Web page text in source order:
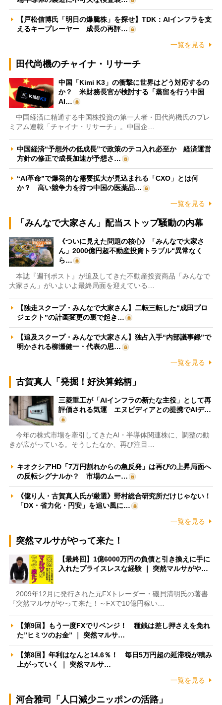
【戸松信博氏「明日の爆騰株」を探せ】TDK：AIインフラを支
えるキープレーヤー 成長の再評…
一覧を見る
田代尚機のチャイナ・リサーチ
中国「Kimi K3」の衝撃に世界はどう対応するの
か？ 米財務長官が検討する「蒸留を行う中国
AI…
中国経済に精通する中国株投資の第一人者・田代尚機氏のプレ
ミアム連載「チャイナ・リサーチ」。中国企…
中国経済“予想外の低成長”で政策のテコ入れ必至か 経済運営
方針の修正で成長加速が予想さ…
“AI革命”で爆発的な需要拡大が見込まれる「CXO」とは何
か？ 高い競争力を持つ中国の医薬品…
一覧を見る
「みんなで大家さん」配当ストップ騒動の内幕
《ついに見えた問題の核心》「みんなで大家さ
ん」2000億円超不動産投資トラブル“異常なく
ら…
本誌『週刊ポスト』が追及してきた不動産投資商品「みんなで
大家さん」がいよいよ最終局面を迎えている…
【独走スクープ・みんなで大家さん】二転三転した“成田プロ
ジェクト”の計画変更の裏で起き…
【追及スクープ・みんなで大家さん】独占入手“内部議事録”で
明かされる柳瀬健一・代表の思…
一覧を見る
古賀真人「発掘！好決算銘柄」
三菱重工が「AIインフラの新たな主役」として再
評価される気運 エヌビディアとの提携でAIデ…
今年の株式市場を牽引してきたAI・半導体関連株に、調整の動
きが広がっている。そうしたなか、再び注目…
キオクシアHD「7万円割れからの急反発」は再びの上昇局面へ
の反転シグナルか？ 市場のムー…
《億り人・古賀真人氏が厳選》野村総合研究所だけじゃない！
「DX・省力化・円安」を追い風に…
一覧を見る
突然マルサがやって来た！
【最終回】1億6000万円の負債と引き換えに手に
入れたプライスレスな経験 ｜ 突然マルサがや…
2009年12月に発行された元FXトレーダー・磯貝清明氏の著書
『突然マルサがやって来た！～FXで10億円稼い…
【第9回】もう一度FXでリベンジ！ 種銭は差し押さえを免れ
た”ヒミツのお金” ｜ 突然マルサ…
【第8回】年利はなんと14.6％！ 毎日5万円超の延滞税が積み
上がっていく ｜ 突然マルサ…
一覧を見る
河合雅司「人口減少ニッポンの活路」